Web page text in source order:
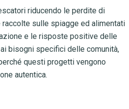
riducendo le perdite di
sulle spiagge ed alimentati
e le risposte positive delle
bisogni specifici delle comunità,
questi progetti vengono
autentica.